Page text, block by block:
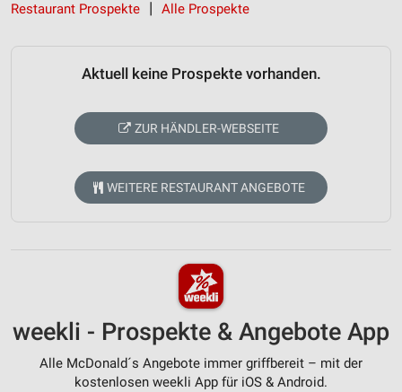
Restaurant Prospekte
Alle Prospekte
Aktuell keine Prospekte vorhanden.
ZUR HÄNDLER-WEBSEITE
WEITERE RESTAURANT ANGEBOTE
weekli - Prospekte & Angebote App
Alle McDonald´s Angebote immer griffbereit – mit der
kostenlosen weekli App für iOS & Android.